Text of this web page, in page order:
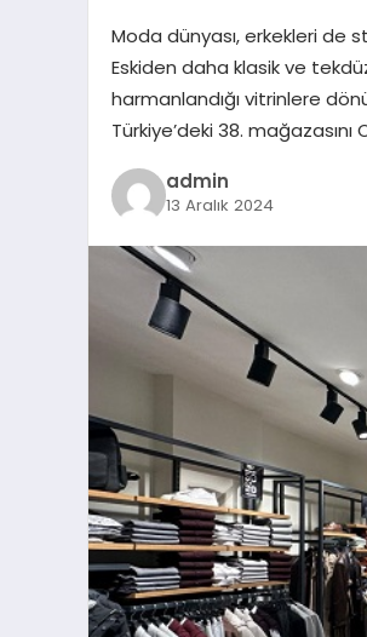
Moda dünyası, erkekleri de
Eskiden daha klasik ve
harmanlandığı vitrinlere
Türkiye’deki 38.
admin
13 Aralık 2024